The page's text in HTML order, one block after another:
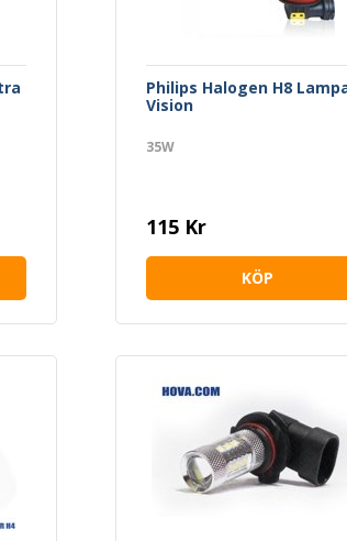
Philips Halogen H8
Vision
35W
115 Kr
KÖP